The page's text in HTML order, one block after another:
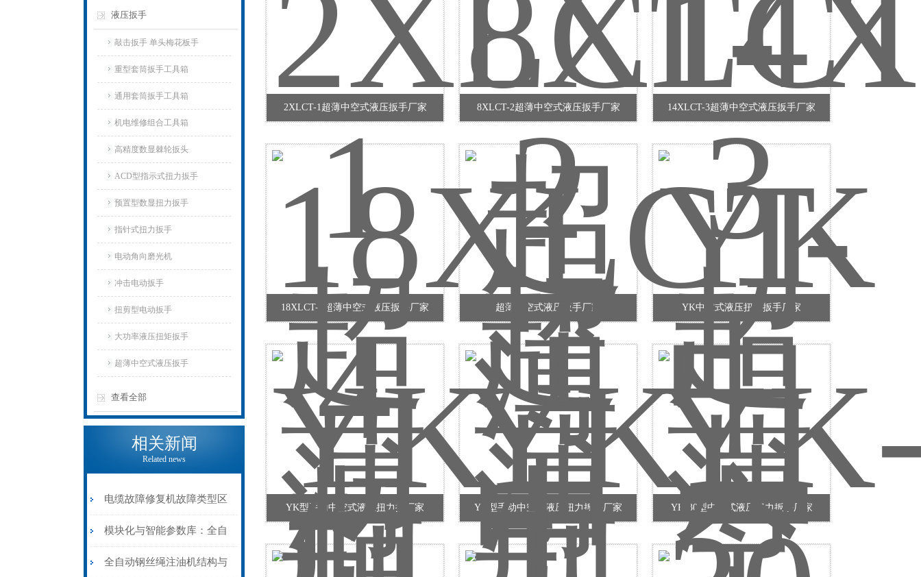
液压扳手
敲击扳手 单头梅花板手
重型套筒扳手工具箱
通用套筒扳手工具箱
机电维修组合工具箱
高精度数显棘轮扳头
ACD型指示式扭力扳手
预置型数显扭力扳手
指针式扭力扳手
电动角向磨光机
冲击电动扳手
扭剪型电动扳手
大功率液压扭矩扳手
超薄中空式液压扳手
查看全部
相关新闻
Related news
电缆故障修复机故障类型区
分指南：从“绝缘电
阻”到“波形特征”的精准诊
模块化与智能参数库：全自
动电缆修复机的快速换型逻
全自动钢丝绳注油机结构与
2XLCT-1超薄中空式液压扳手厂家 8XLCT-2超薄中空式液压扳手厂家 14XLCT-3超薄中空式液压扳手厂家
18XLCT-4超薄中空式液压扳手厂家 超薄中空式液压扳手厂家 YK中空式液压扭力扳手厂家
YK型手动中空式液压扭力扳厂家 YK型手动中空式液压扭力扳手厂家 YK-30型中空式液压扭力扳手厂家